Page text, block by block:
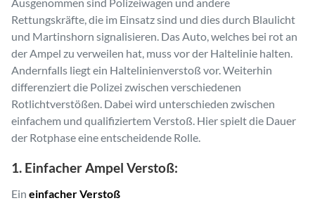
Rettungskräfte, die im Einsatz sind und dies durch Blaulicht
und Martinshorn signalisieren. Das Auto, welches bei rot an
der Ampel zu verweilen hat, muss vor der Haltelinie halten.
Andernfalls liegt ein Haltelinienverstoß vor. Weiterhin
differenziert die Polizei zwischen verschiedenen
Rotlichtverstößen. Dabei wird unterschieden zwischen
einfachem und qualifiziertem Verstoß. Hier spielt die Dauer
der Rotphase eine entscheidende Rolle.
1. Einfacher Ampel Verstoß:
Ein einfacher Verstoß